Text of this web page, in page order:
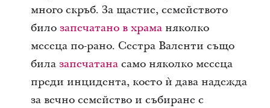
много скръб. За щастие, семейството
било запечатано в храманяколко
месеца по-рано. Сестра Валенти също
била запечатанасамо няколко месеца
преди инцидента, което ѝ дава надежда
за вечно семейство и събиране с